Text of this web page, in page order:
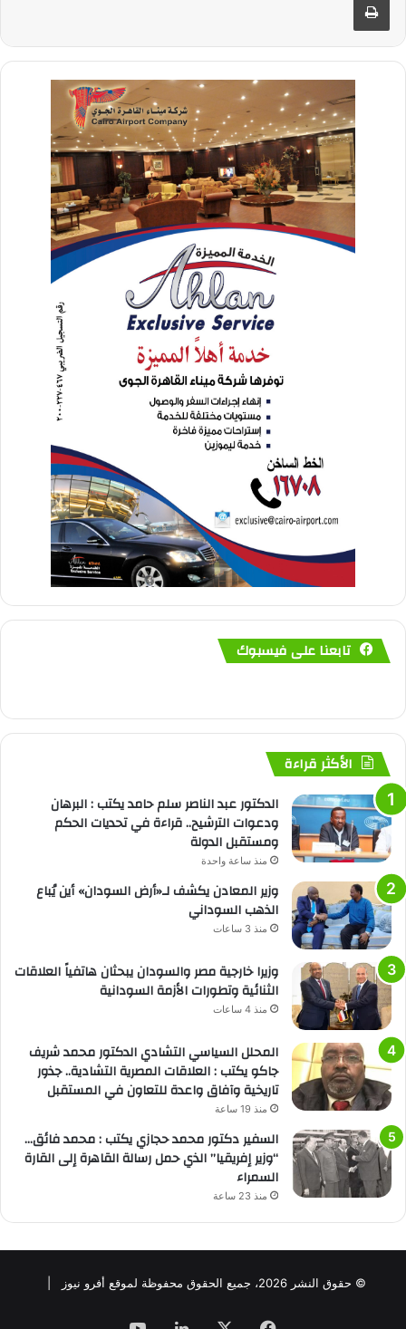
تابعنا على فيسبوك
الأكثر قراءة
الدكتور عبد الناصر سلم حامد يكتب : البرهان
ودعوات الترشيح.. قراءة في تحديات الحكم
ومستقبل الدولة
منذ ساعة واحدة
وزير المعادن يكشف لـ«أرض السودان» أين يُباع
الذهب السوداني
منذ 3 ساعات
وزيرا خارجية مصر والسودان يبحثان هاتفياً العلاقات
الثنائية وتطورات الأزمة السودانية
منذ 4 ساعات
المحلل السياسي التشادي الدكتور محمد شريف
جاكو يكتب : العلاقات المصرية التشادية.. جذور
تاريخية وآفاق واعدة للتعاون في المستقبل
منذ 19 ساعة
السفير دكتور محمد حجازي يكتب : محمد فائق…
“وزير إفريقيا” الذي حمل رسالة القاهرة إلى القارة
السمراء
منذ 23 ساعة
© حقوق النشر 2026، جميع الحقوق محفوظة لموقع أفرو نيوز |